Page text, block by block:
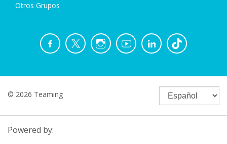
Otros Grupos
© 2026 Teaming
Powered by: